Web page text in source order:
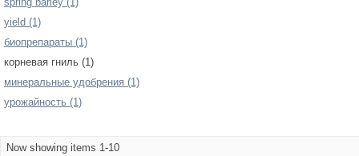
yield (1)
биопрепараты (1)
корневая гниль (1)
минеральные удобрения (1)
урожайность (1)
Now showing items 1-10